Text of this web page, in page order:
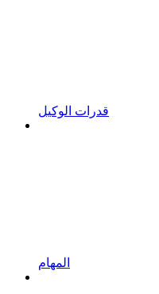
قدرات الوكيل
المهام